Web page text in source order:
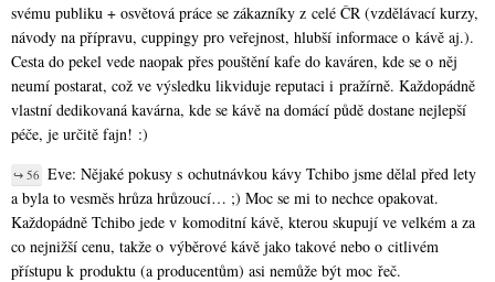
svému publiku + osvětová práce se zákazníky z celé ČR (vzdělávací kurzy,
návody na přípravu, cuppingy pro veřejnost, hlubší informace o kávě aj.).
Cesta do pekel vede naopak přes pouštění kafe do kaváren, kde se o něj
neumí postarat, což ve výsledku likviduje reputaci i pražírně. Každopádně
vlastní dedikovaná kavárna, kde se kávě na domácí půdě dostane nejlepší
péče, je určitě fajn! :)
↪ 56 Eve: Nějaké pokusy s ochutnávkou kávy Tchibo jsme dělal před lety
a byla to vesměs hrůza hrůzoucí… ;) Moc se mi to nechce opakovat.
Každopádně Tchibo jede v komoditní kávě, kterou skupují ve velkém a za
co nejnižší cenu, takže o výběrové kávě jako takové nebo o citlivém
přístupu k produktu (a producentům) asi nemůže být moc řeč.